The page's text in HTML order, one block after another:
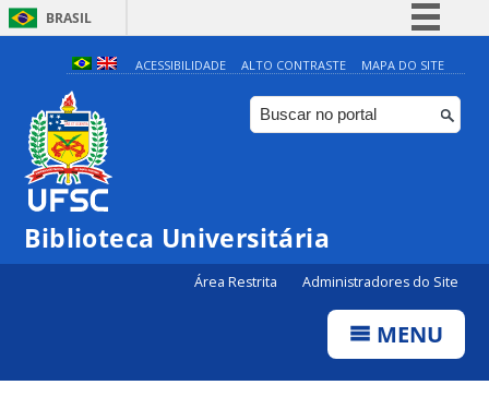
BRASIL
Simplifique!
Comunica BR
Participe
Canais
ACESSIBILIDADE ALTO CONTRASTE MAPA DO SITE
Biblioteca Universitária
Área Restrita Administradores do Site
MENU